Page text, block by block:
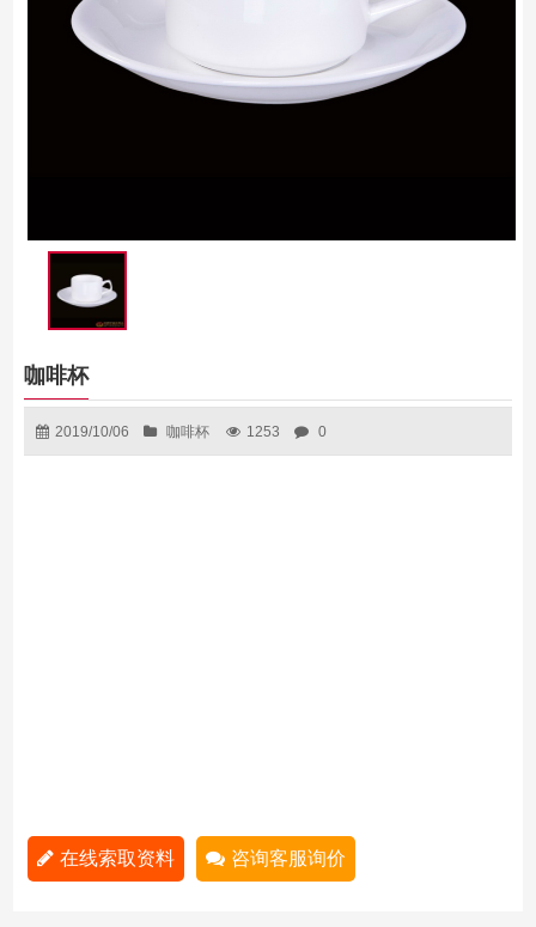
咖啡杯
2019/10/06 咖啡杯 1253 0
在线索取资料 咨询客服询价